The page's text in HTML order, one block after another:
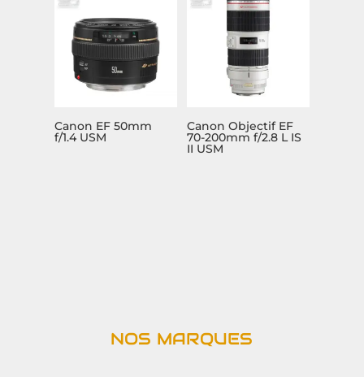
Canon EF 50mm
f/1.4 USM
Canon Objectif EF
70-200mm f/2.8 L IS
II USM
NOS MARQUES